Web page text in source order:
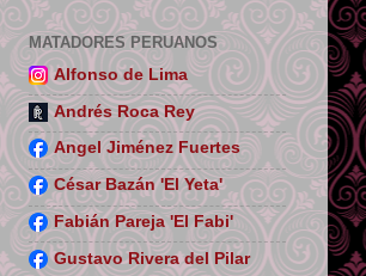
MATADORES PERUANOS
Alfonso de Lima
Andrés Roca Rey
Angel Jiménez Fuertes
César Bazán 'El Yeta'
Fabián Pareja 'El Fabi'
Gustavo Rivera del Pilar